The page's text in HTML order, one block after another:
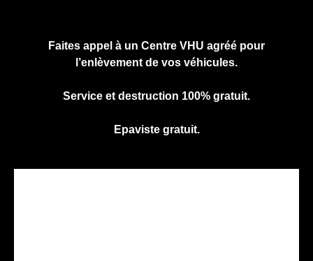
Faites appel à un Centre VHU agréé pour
l’enlèvement de vos véhicules.
Service et destruction 100% gratuit.
Epaviste gratuit.